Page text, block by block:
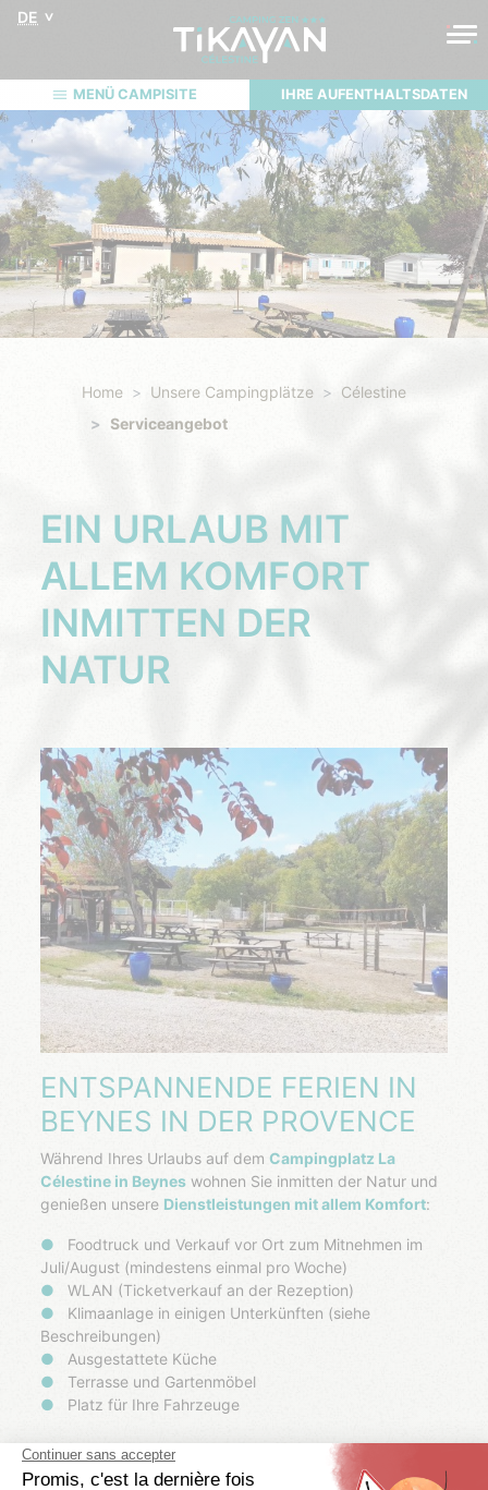
DE
MENÜ CAMPISITE IHRE AUFENTHALTSDATEN
Home Unsere Campingplätze
Célestine
Serviceangebot
EIN URLAUB MIT
ALLEM KOMFORT
INMITTEN DER
NATUR
ENTSPANNENDE FERIEN IN
BEYNES IN DER PROVENCE
Während Ihres Urlaubs auf demCampingplatz La
Célestine in Beynes wohnen Sie inmitten der Natur und
genießen unsere Dienstleistungen mit allem Komfort:
Foodtruck und Verkauf vor Ort zum Mitnehmen im
Juli/August (mindestens einmal pro Woche)
WLAN (Ticketverkauf an der Rezeption)
Klimaanlage in einigen Unterkünften (siehe
Beschreibungen)
Ausgestattete Küche
Terrasse und Gartenmöbel
Platz für Ihre Fahrzeuge
Praktische Dienstleistungen wie eine Waschmaschine